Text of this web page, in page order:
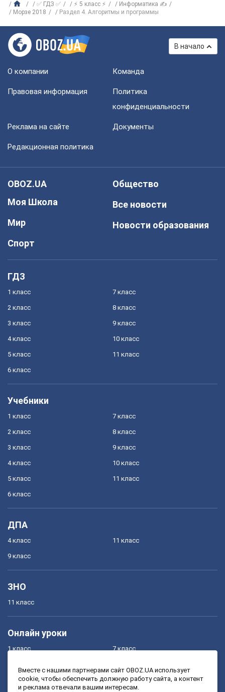
✅ ГДЗ ✅ ⚡ 5 класс ⚡
Информатика ✍
Морзе 2018
Раздел 4. Алгоритмы и программы
В начало
О компании Команда
Правовая информация
Политика
конфиденциальности
Реклама на сайте Документы
Редакционная политика
OBOZ.UA
Моя Школа
Мир
Спорт
Общество
Все новости
Новости образования
ГДЗ
1 класс
2 класс
3 класс
4 класс
5 класс
6 класс
7 класс
8 класс
9 класс
10 класс
11 класс
Учебники
1 класс
2 класс
3 класс
4 класс
5 класс
6 класс
7 класс
8 класс
9 класс
10 класс
11 класс
ДПА
4 класс
9 класс
11 класс
ЗНО
11 класс
Онлайн уроки
1 класс
3 класс
7 класс
9 класс
Вместе с нашими партнерами сайт OBOZ.UA использует
cookie, чтобы обеспечить должную работу сайта, а контент
и реклама отвечали вашим интересам.